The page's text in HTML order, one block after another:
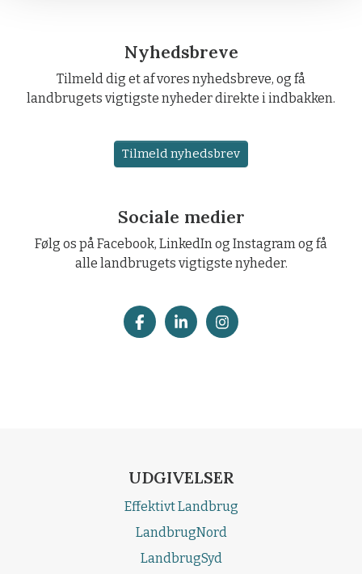
Nyhedsbreve
Tilmeld dig et af vores nyhedsbreve, og få
landbrugets vigtigste nyheder direkte i indbakken.
Tilmeld nyhedsbrev
Sociale medier
Følg os på Facebook, LinkedIn og Instagram og få
alle landbrugets vigtigste nyheder.
UDGIVELSER
Effektivt Landbrug
LandbrugNord
LandbrugSyd